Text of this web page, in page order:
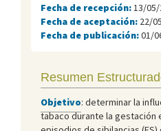
Fecha de recepción: 13/
Fecha de aceptación: 22/
Fecha de publicación:01/
Resumen
Objetivo: determinar la
tabaco durante la gestación